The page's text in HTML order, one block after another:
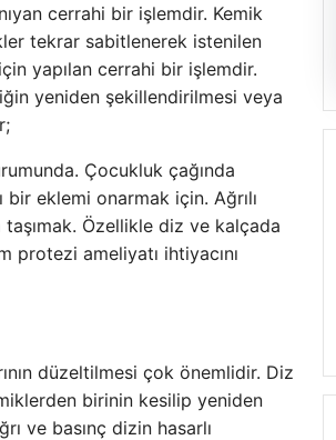
cerrahi bir işlemdir. Kemik
tekrar sabitlenerek istenilen
yapılan cerrahi bir işlemdir.
yeniden şekillendirilmesi veya
Çocukluk çağında
bir eklemi onarmak için. Ağrılı
taşımak. Özellikle diz ve kalçada
ameliyatı ihtiyacını
düzeltilmesi çok önemlidir. Diz
birinin kesilip yeniden
ve basınç dizin hasarlı